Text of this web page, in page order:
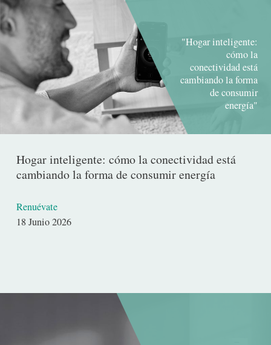
"Hogar inteligente:
cómo la
conectividad está
cambiando la forma
de consumir
energía"
Hogar inteligente: cómo la conectividad está
cambiando la forma de consumir energía
Renuévate
Fecha18 Junio 2026